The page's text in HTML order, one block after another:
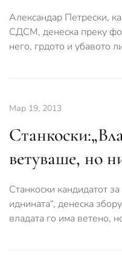
Александар Петрески,
СДСМ, денеска преку
него, грдото и убавото
Мар 19, 2013
ветуваше, но
Станкоски кандидатот
иднината“, денеска
владата го има ветено,